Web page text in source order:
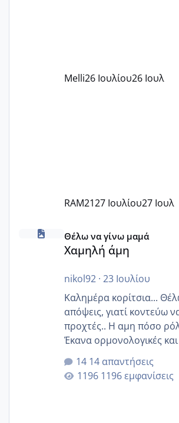
Εγώ πήγα σε έναν
Melli26 Ιουλίου26 Ιουλ
RAM2127 Ιουλίου27 Ιουλ
Χαμηλή άμη
Θέλω να γίνω μαμά
Χαμηλή άμη
nikol92· 23 Ιουλίου
Καλημέρα κορίτσια...
απόψεις, γιατί κοντεύω να τρελαθώ από
προχτές.. Η αμη πόσο
Έκανα ορμονολογικές
για την ηλικία μου.. Είχα
εγκυμοσύνη, που έπρεπε
στην 27η εβδομάδα και
14 απαντήσεις
1196 εμφανίσεις